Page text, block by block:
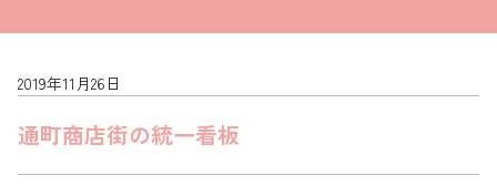
2019年11月26日
通町商店街の統一看板